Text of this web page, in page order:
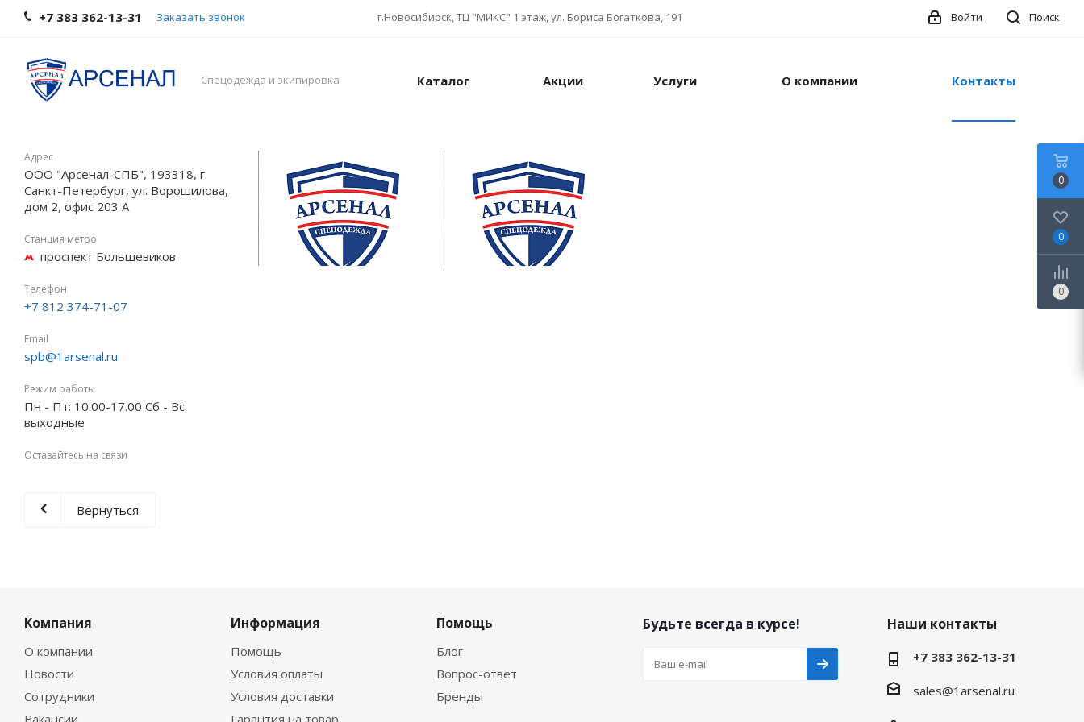
+7 383 362-13-31 Заказать звонок г.Новосибирск, ТЦ "МИКС" 1 этаж, ул. Бориса Богаткова, 191 Поиск
Войти
Спецодежда и экипировка Каталог Акции Услуги О компании Контакты
Адрес
ООО "Арсенал-СПБ", 193318, г.
Санкт-Петербург, ул. Ворошилова,
дом 2, офис 203 А
Станция метро
проспект Большевиков
Телефон
+7 812 374-71-07
Email
spb@1arsenal.ru
Режим работы
Пн - Пт: 10.00-17.00 Сб - Вс:
выходные
Оставайтесь на связи
Вернуться
Компания
О компании
Новости
Сотрудники
Вакансии
Информация
Помощь
Условия оплаты
Условия доставки
Гарантия на товар
Помощь
Блог
Вопрос-ответ
Бренды
Будьте всегда в курсе! Наши контакты
+7 383 362-13-31
sales@1arsenal.ru
0
0
0